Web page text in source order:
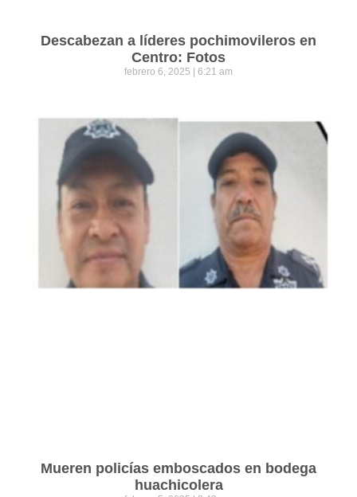
Descabezan a líderes pochimovileros en
Centro: Fotos
febrero 6, 2025 6:21 am
Mueren policías emboscados en bodega
huachicolera